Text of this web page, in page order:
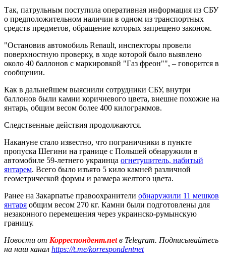
Так, патрульным поступила оперативная информация из СБУ
о предположительном наличии в одном из транспортных
средств предметов, обращение которых запрещено законом.
"Остановив автомобиль Renault, инспекторы провели
поверхностную проверку, в ходе которой было выявлено
около 40 баллонов с маркировкой "Газ фреон"", – говорится в
сообщении.
Как в дальнейшем выяснили сотрудники СБУ, внутри
баллонов были камни коричневого цвета, внешне похожие на
янтарь, общим весом более 400 килограммов.
Следственные действия продолжаются.
Накануне стало известно, что пограничники в пункте
пропуска Шегини на границе с Польшей обнаружили в
автомобиле 59-летнего украинца огнетушитель, набитый
янтарем. Всего было изъято 5 кило камней различной
геометрической формы и размера желтого цвета.
Ранее на Закарпатье правоохранители обнаружили 11 мешков
янтаря общим весом 270 кг. Камни были подготовлены для
незаконного перемещения через украинско-румынскую
границу.
Новости от Корреспондент.netв Telegram. Подписывайтесь
на наш канал https://t.me/korrespondentnet